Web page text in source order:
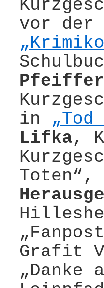
vor der
Pfeiffer
in „Tod
Lifka,
Grafit
„Danke